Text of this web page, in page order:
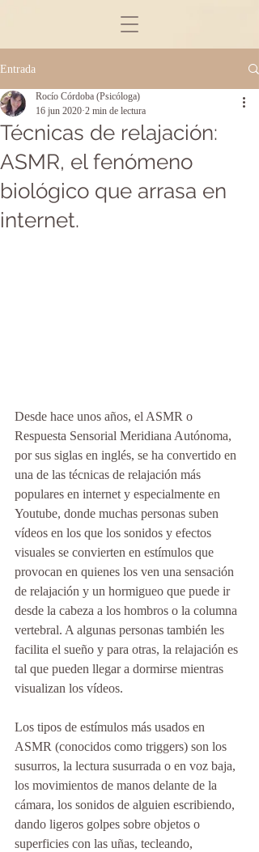
Entrada
Técnicas de relajación:
ASMR, el fenómeno
biológico que arrasa en
internet.
Rocío Córdoba (Psicóloga)
16 jun 2020 2 min de lectura
Desde hace unos años, el ASMR o
Respuesta Sensorial Meridiana Autónoma,
por sus siglas en inglés, se ha convertido en
una de las técnicas de relajación más
populares en internet y especialmente en
Youtube, donde muchas personas suben
vídeos en los que los sonidos y efectos
visuales se convierten en estímulos que
provocan en quienes los ven una sensación
de relajación y un hormigueo que puede ir
desde la cabeza a los hombros o la columna
vertebral. A algunas personas también les
facilita el sueño y para otras, la relajación es
tal que pueden llegar a dormirse mientras
visualizan los vídeos.
Los tipos de estímulos más usados en
ASMR (conocidos como triggers) son los
susurros, la lectura susurrada o en voz baja,
los movimientos de manos delante de la
cámara, los sonidos de alguien escribiendo,
dando ligeros golpes sobre objetos o
superficies con las uñas, tecleando,